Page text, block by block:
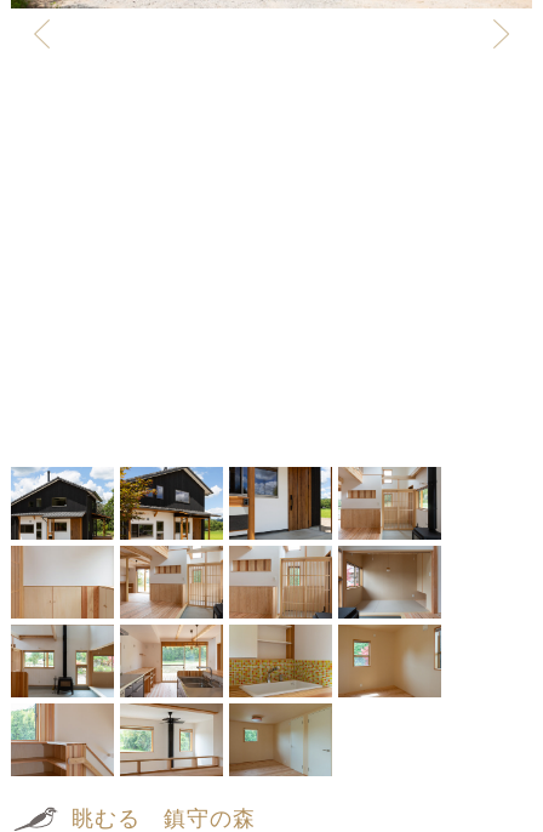
眺むる 鎮守の森